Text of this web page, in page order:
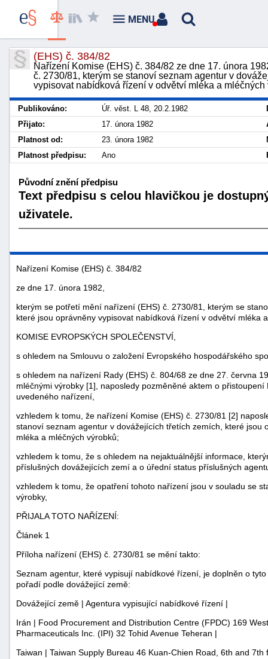
(EHS) č. 384/82
Nařízení Komise (EHS) č. 384/82 ze dne 17. února
č. 2730/81, kterým se stanoví seznam agentur v
vypisovat nabídková řízení v odvětví mléka a mléčných
Publikováno: Úř. věst. L 48, 20.2.1982
Přijato:
17. února 1982
Platnost od:
23. února 1982
Platnost předpisu:
Ano
Původní znění předpisu
Text předpisu s celou hlavičkou je
uživatele.
Nařízení Komise (EHS) č. 384/82
ze dne 17. února 1982,
kterým se potřetí mění nařízení (EHS) č. 2730/81, kterým se
které jsou oprávněny vypisovat nabídková řízení v odvětví mléka
KOMISE EVROPSKÝCH SPOLEČENSTVÍ,
s ohledem na Smlouvu o založení Evropského hospodářského
s ohledem na nařízení Rady (EHS) č. 804/68 ze dne 27. června
mléčnými výrobky [1], naposledy pozměněné aktem o
uvedeného nařízení,
vzhledem k tomu, že nařízení Komise (EHS) č. 2730/81 [2]
stanoví seznam agentur v dovážejících třetích zemích, které jsou
mléka a mléčných výrobků;
vzhledem k tomu, že s ohledem na nejaktuálnější informace,
příslušných dovážejících zemí a o úřední status příslušných
vzhledem k tomu, že opatření tohoto nařízení jsou v souladu se
výrobky,
PŘIJALA TOTO NAŘÍZENÍ:
Článek 1
Příloha nařízení (EHS) č. 2730/81 se mění takto:
Seznam agentur, které vypisují nabídkové řízení, je doplněn o
pořadí podle dovážející země:
Dovážející země | Agentura vypisující nabídkové řízení |
Irán | Food Procurement and Distribution Centre (FPDC) 169
Pharmaceuticals Inc. (IPI) 32 Tohid Avenue Teheran |
Taiwan | Taiwan Supply Bureau 46 Kuan-Chien Road, 6th and 7th
MENU